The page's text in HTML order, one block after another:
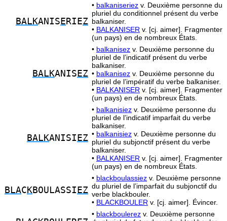
BALKANIS E RIEZ
• balkaniseriez v. Deuxième personne du
pluriel du conditionnel présent du verbe
balkaniser.
• BALKANISER v. [cj. aimer]. Fragmenter
(un pays) en de nombreux États.
BALKANIS EZ
• balkanisez v. Deuxième personne du
pluriel de l’indicatif présent du verbe
balkaniser.
• balkanisez v. Deuxième personne du
pluriel de l’impératif du verbe balkaniser.
• BALKANISER v. [cj. aimer]. Fragmenter
(un pays) en de nombreux États.
BALKANISI EZ
• balkanisiez v. Deuxième personne du
pluriel de l’indicatif imparfait du verbe
balkaniser.
• balkanisiez v. Deuxième personne du
pluriel du subjonctif présent du verbe
balkaniser.
• BALKANISER v. [cj. aimer]. Fragmenter
(un pays) en de nombreux États.
BLAC KBOULASSI EZ
• blackboulassiez v. Deuxième personne
du pluriel de l’imparfait du subjonctif du
verbe blackbouler.
• BLACKBOULER v. [cj. aimer]. Évincer.
• blackboulerez v. Deuxième personne